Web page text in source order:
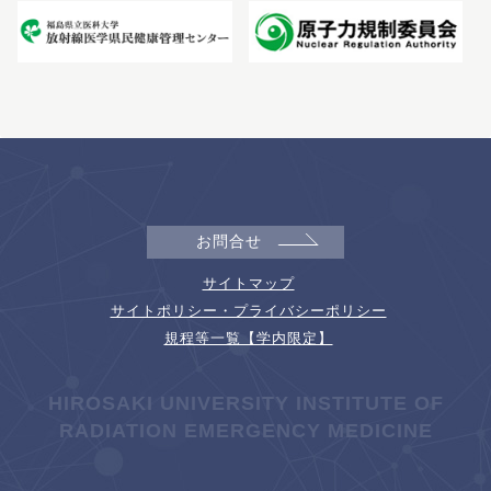
お問合せ
サイトマップ
サイトポリシー・プライバシーポリシー
規程等一覧【学内限定】
HIROSAKI UNIVERSITY INSTITUTE OF
RADIATION EMERGENCY MEDICINE